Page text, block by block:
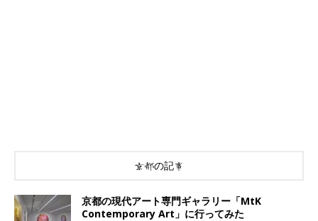
京都の記事
京都の現代アート専門ギャラリー「MtK
Contemporary Art」に行ってみた